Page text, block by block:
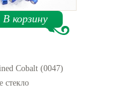
В корзину
Cobalt (0047)
стекло